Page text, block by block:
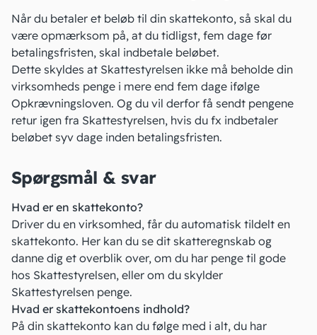
Når du betaler et beløb til din skattekonto, så skal du
være opmærksom på, at du tidligst, fem dage før
betalingsfristen, skal indbetale beløbet.
Dette skyldes at Skattestyrelsen ikke må beholde din
virksomheds penge i mere end fem dage ifølge
Opkrævningsloven. Og du vil derfor få sendt pengene
retur igen fra Skattestyrelsen, hvis du fx indbetaler
beløbet syv dage inden betalingsfristen.
Spørgsmål & svar
Hvad er en skattekonto?
Driver du en virksomhed, får du automatisk tildelt en
skattekonto. Her kan du se dit skatteregnskab og
danne dig et overblik over, om du har penge til gode
hos Skattestyrelsen, eller om du skylder
Skattestyrelsen penge.
Hvad er skattekontoens indhold?
På din skattekonto kan du følge med i alt, du har